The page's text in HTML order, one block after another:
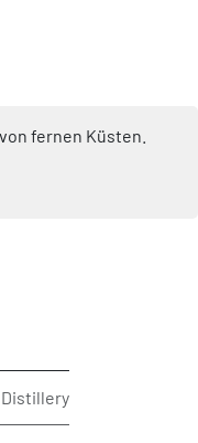
fernen Küsten.